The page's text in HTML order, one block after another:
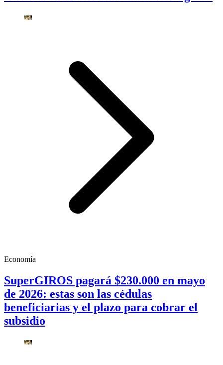
Economía
SuperGIROS pagará $230.000 en mayo
de 2026: estas son las cédulas
beneficiarias y el plazo para cobrar el
subsidio